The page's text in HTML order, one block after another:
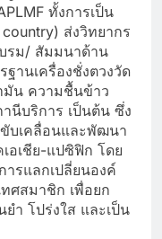
ทั้งการเป็น
ส่งวิทยากร
รม/ สัมมนาด้าน
านเครื่องชั่งตวงวัด
มัน ความชื้นข้าว
นีบริการ เป็นต้น ซึ่ง
บเคลื่อนและพัฒนา
อเชีย-แปซิฟิก โดย
รแลกเปลี่ยนองค์
ศสมาชิก เพื่อยก
ำ โปร่งใส และเป็น